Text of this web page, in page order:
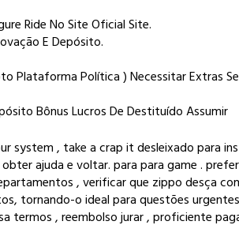
Ride No Site Oficial Site.
E Depósito.
Plataforma Política ) Necessitar Extras
Bônus Lucros De Destituído Assumir
system , take a crap it desleixado para
ajuda e voltar. para para game .
, verificar que zippo desça
tornando-o ideal para questões
, reembolso jurar , proficiente